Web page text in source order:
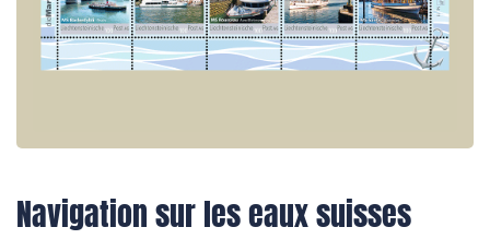
Navigation sur les eaux suisses